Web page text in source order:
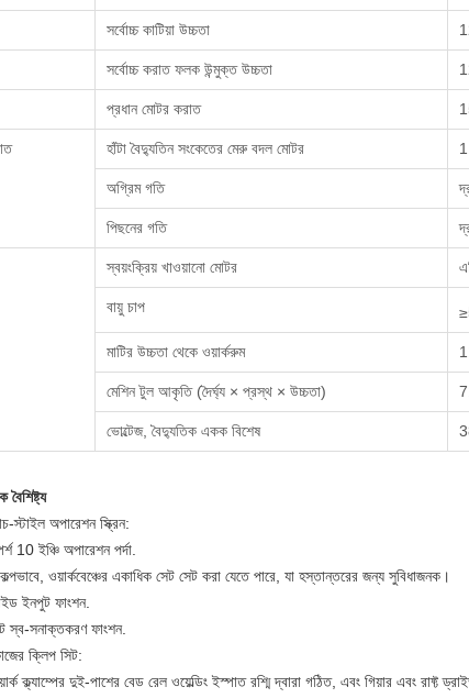
সর্বোচ্চ কাটিয়া উচ্চতা
সর্বোচ্চ করাত ফলক উন্মুক্ত উচ্চতা
প্রধান মোটর করাত
হাঁটা বৈদ্যুতিন সংকেতের মেরু বদল মোটর
অগ্রিম গতি
পিছনের গতি
স্বয়ংক্রিয় খাওয়ানো মোটর
বায়ু চাপ
মাটির উচ্চতা থেকে ওয়ার্করুম
মেশিন টুল আকৃতি (দৈর্ঘ্য × প্রস্থ × উচ্চতা)
ভোল্টেজ, বৈদ্যুতিক একক বিশেষ
বৈশিষ্ট্য
স্টাইল অপারেশন স্ক্রিন:
10 ইঞ্চি অপারেশন পর্দা.
ওয়ার্কবেঞ্চের একাধিক সেট সেট করা যেতে পারে, যা হস্তান্তরের জন্য সুবিধাজনক।
ইনপুট ফাংশন.
স্ব-সনাক্তকরণ ফাংশন.
ক্লিপ সিট:
ক্ল্যাম্পের দুই-পাশের বেড রেল ওয়েল্ডিং ইস্পাত রশ্মি দ্বারা গঠিত, এবং গিয়ার এবং রাফ্ট